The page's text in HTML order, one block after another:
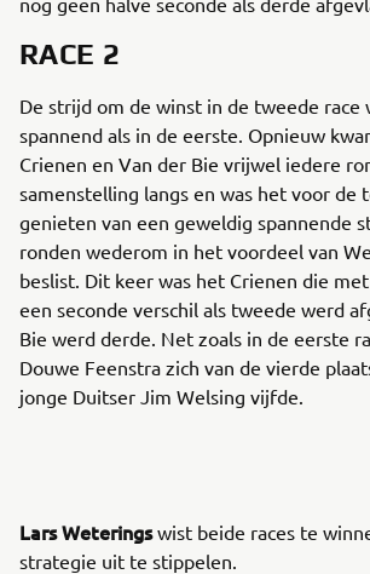
RACE 2
De strijd om de winst in de tweede race
spannend als in de eerste. Opnieuw
Crienen en Van der Bie vrijwel iedere
samenstelling langs en was het voor de
genieten van een geweldig spannende
ronden wederom in het voordeel van
beslist. Dit keer was het Crienen die
een seconde verschil als tweede werd
Bie werd derde. Net zoals in de eerste
Douwe Feenstra zich van de vierde
jonge Duitser Jim Welsing vijfde.
Lars Weteringswist beide races te
strategie uit te stippelen.